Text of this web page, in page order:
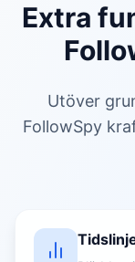
Extra
Utöver
FollowSpy